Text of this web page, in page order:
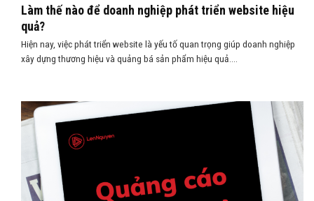
Làm thế nào để doanh nghiệp phát triển website hiệu
quả?
Hiện nay, việc phát triển website là yếu tố quan trọng giúp doanh nghiệp
xây dựng thương hiệu và quảng bá sản phẩm hiệu quả....